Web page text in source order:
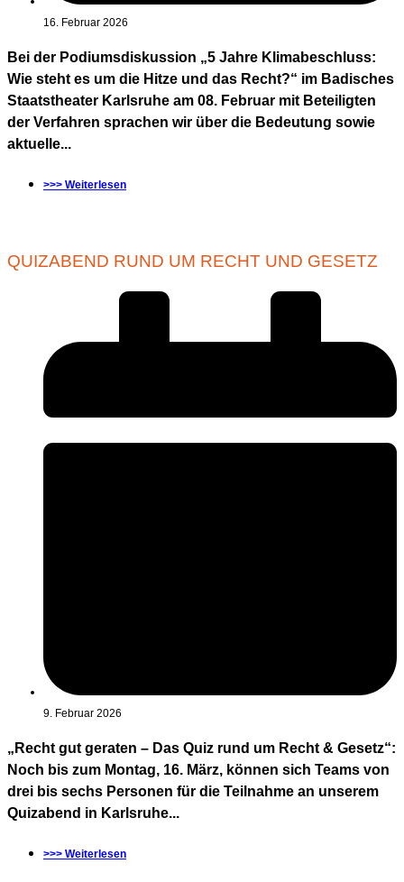
16. Februar 2026
Bei der Podiumsdiskussion „5 Jahre Klimabeschluss:
Wie steht es um die Hitze und das Recht?“ im Badisches
Staatstheater Karlsruhe am 08. Februar mit Beteiligten
der Verfahren sprachen wir über die Bedeutung sowie
aktuelle...
>>> Weiterlesen
QUIZABEND RUND UM RECHT UND GESETZ
9. Februar 2026
„Recht gut geraten – Das Quiz rund um Recht & Gesetz“:
Noch bis zum Montag, 16. März, können sich Teams von
drei bis sechs Personen für die Teilnahme an unserem
Quizabend in Karlsruhe...
>>> Weiterlesen